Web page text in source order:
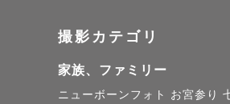
撮影カテゴリ
家族、ファミリー
ニューボーンフォト お宮参り